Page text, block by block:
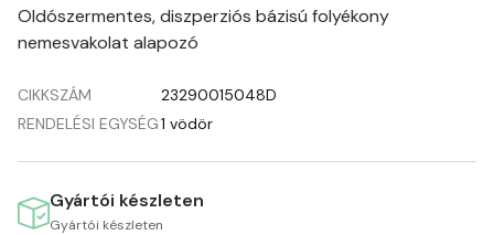
Oldószermentes, diszperziós bázisú folyékony
nemesvakolat alapozó
CIKKSZÁM
23290015048D
RENDELÉSI EGYSÉG1 vödör
Gyártói készleten
Gyártói készleten